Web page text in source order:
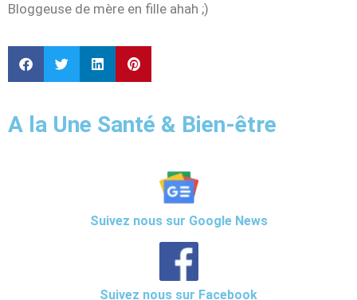
Bloggeuse de mère en fille ahah ;)
A la Une Santé & Bien-être
Suivez nous sur Google News
Suivez nous sur Facebook